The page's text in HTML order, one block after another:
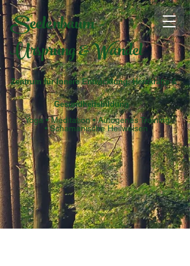
Seelenbaum –
Ursprung & Wandel
Zentrum für Innere Entwicklung, Herzkräfte &
Gesundheitsbildung
• Meditation • Autogenes Training
Schamanische Heilweisen